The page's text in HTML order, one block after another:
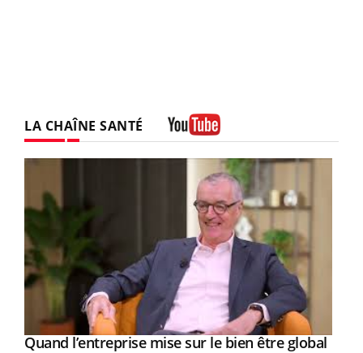
LA CHAÎNE SANTÉ
Youtube
Quand l’entreprise mise sur le bien être global